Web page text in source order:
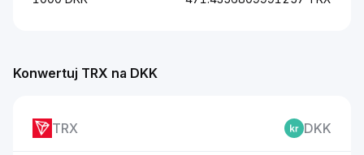
Konwertuj TRX na DKK
TRX DKK